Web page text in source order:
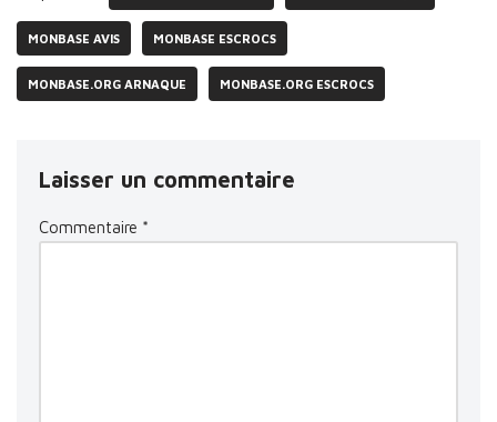
MONBASE AVIS MONBASE ESCROCS
MONBASE.ORG ARNAQUE MONBASE.ORG ESCROCS
Laisser un commentaire
Commentaire *